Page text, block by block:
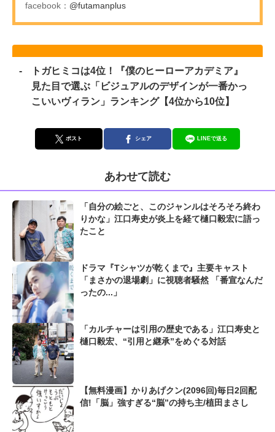
facebook： @futamanplus
トガヒミコは4位！『僕のヒーローアカデミア』
見た目で選ぶ「ビジュアルのデザインが一番かっ
こいいヴィラン」ランキング【4位から10位】
ポスト シェア LINEで送る
あわせて読む
「自分の絵ごと、このジャンルはそろそろ終わ
りかな」江口寿史が炎上を経て樋口毅宏に語っ
たこと
ドラマ『Tシャツが乾くまで』主要キャスト
「まさかの退場劇」に視聴者騒然 「番宣なんだ
ったの...」
「カルチャーは引用の歴史である」江口寿史と
樋口毅宏、“引用と継承”をめぐる対話
【無料漫画】かりあげクン(2096回)毎日2回配
信!「脳」強すぎる“脳”の持ち主/植田まさし